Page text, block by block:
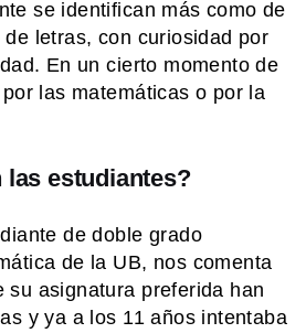
se identifican más como de
letras, con curiosidad por
En un cierto momento de
las matemáticas o por la
las estudiantes?
de doble grado
de la UB, nos comenta
su asignatura preferida han
y ya a los 11 años intentaba